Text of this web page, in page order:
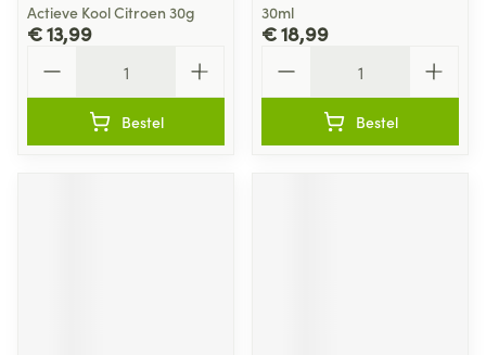
Actieve Kool Citroen 30g
€ 13,99
Bestel
30ml
€ 18,99
Bestel